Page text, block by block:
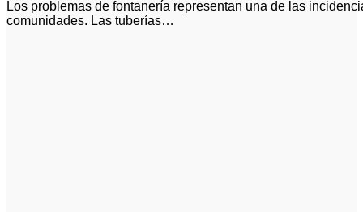
Los problemas de fontanería representan una de las incidencias más frecuentes en los hogares y
comunidades. Las tuberías…